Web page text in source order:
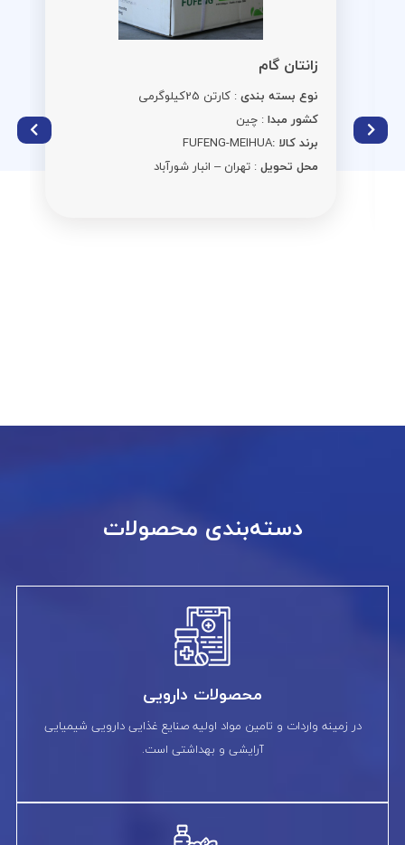
زانتان گام
نوع بسته بندی: کارتن 25کیلوگرمی
کشور مبدا: چین
برند کالا :FUFENG-MEIHUA
محل تحویل: تهران – انبار شورآباد
دسته‌بندی محصولات
محصولات دارویی
در زمینه واردات و تامین مواد اولیه صنایع غذایی دارویی شیمیایی
آرایشی و بهداشتی است.